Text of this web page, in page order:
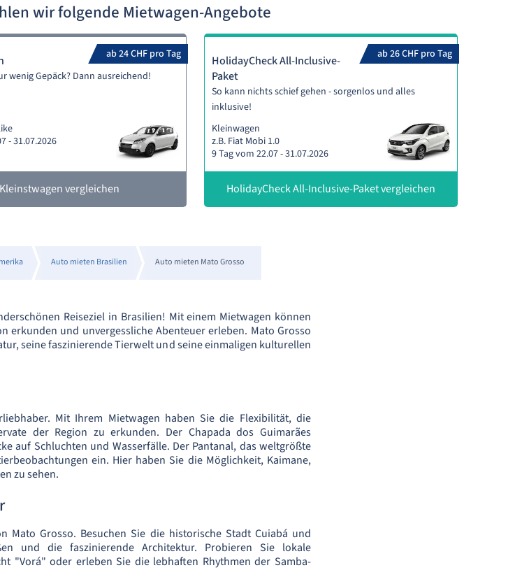
wir folgende Mietwagen-Angebote
ab 24 CHF pro Tag
wenig Gepäck? Dann ausreichend!
- 31.07.2026
Kleinstwagen vergleichen
ab 26 CHF pro Tag
HolidayCheck All-Inclusive-
Paket
So kann nichts schief gehen - sorgenlos und alles
inklusive!
Kleinwagen
z.B. Fiat Mobi 1.0
9 Tag vom 22.07 - 31.07.2026
HolidayCheck All-Inclusive-Paket vergleichen
Auto mieten Brasilien Auto mieten Mato Grosso
Reiseziel in Brasilien! Mit einem Mietwagen können
erkunden und unvergessliche Abenteuer erleben. Mato Grosso
seine faszinierende Tierwelt und seine einmaligen kulturellen
Mit Ihrem Mietwagen haben Sie die Flexibilität, die
der Region zu erkunden. Der Chapada dos Guimarães
auf Schluchten und Wasserfälle. Der Pantanal, das weltgrößte
ein. Hier haben Sie die Möglichkeit, Kaimane,
zu sehen.
Mato Grosso. Besuchen Sie die historische Stadt Cuiabá und
und die faszinierende Architektur. Probieren Sie lokale
"Vorá" oder erleben Sie die lebhaften Rhythmen der Samba-